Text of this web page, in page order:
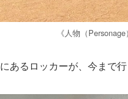
《人物（
あるロッカーが、今まで